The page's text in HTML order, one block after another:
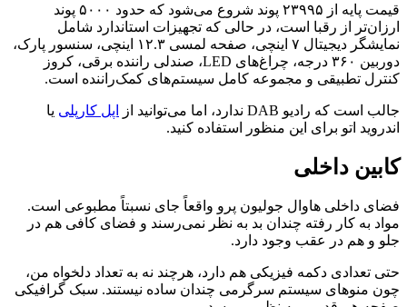
قیمت پایه از ۲۳۹۹۵ پوند شروع می‌شود که حدود ۵۰۰۰ پوند
ارزان‌تر از رقبا است، در حالی که تجهیزات استاندارد شامل
نمایشگر دیجیتال ۷ اینچی، صفحه لمسی ۱۲.۳ اینچی، سنسور پارک،
دوربین ۳۶۰ درجه، چراغ‌های LED، صندلی راننده برقی، کروز
کنترل تطبیقی و مجموعه کامل سیستم‌های کمک‌راننده است.
جالب است که رادیو DAB ندارد، اما می‌توانید از اپل کارپلی یا
اندروید اتو برای این منظور استفاده کنید.
کابین داخلی
فضای داخلی هاوال جولیون پرو واقعاً جای نسبتاً مطبوعی است.
مواد به کار رفته چندان بد به نظر نمی‌رسند و فضای کافی هم در
جلو و هم در عقب وجود دارد.
حتی تعدادی دکمه فیزیکی هم دارد، هرچند نه به تعداد دلخواه من،
چون منوهای سیستم سرگرمی چندان ساده نیستند. سبک گرافیکی